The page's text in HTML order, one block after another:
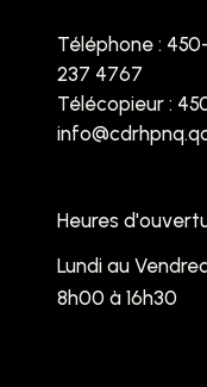
Téléphone :
237 4767
Télécopieur :
Heures
Lundi au
8h00 à 16h30